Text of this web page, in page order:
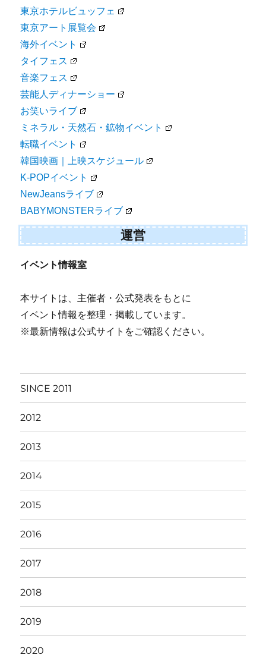
東京ホテルビュッフェ
東京アート展覧会
海外イベント
タイフェス
音楽フェス
芸能人ディナーショー
お笑いライブ
ミネラル・天然石・鉱物イベント
転職イベント
韓国映画｜上映スケジュール
K-POPイベント
NewJeansライブ
BABYMONSTERライブ
運営
イベント情報室
本サイトは、主催者・公式発表をもとに
イベント情報を整理・掲載しています。
※最新情報は公式サイトをご確認ください。
SINCE 2011
2012
2013
2014
2015
2016
2017
2018
2019
2020